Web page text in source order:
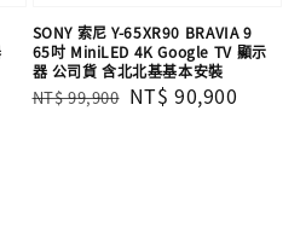
SONY 索尼 Y-65XR90 BRAVIA 9
65吋 MiniLED 4K Google TV 顯示
器 公司貨 含北北基基本安裝
Regular
NT$ 99,900 Sale
NT$ 90,900